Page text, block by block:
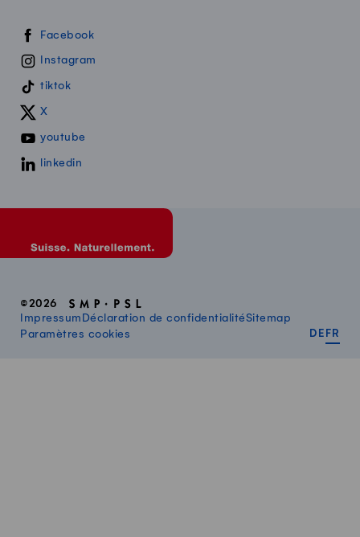
Swissmilk sur les réseaux sociaux
Facebook
Instagram
tiktok
X
youtube
linkedin
©2026
Impressum Déclaration de confidentialitéSitemap
Paramètres cookies
DE FR